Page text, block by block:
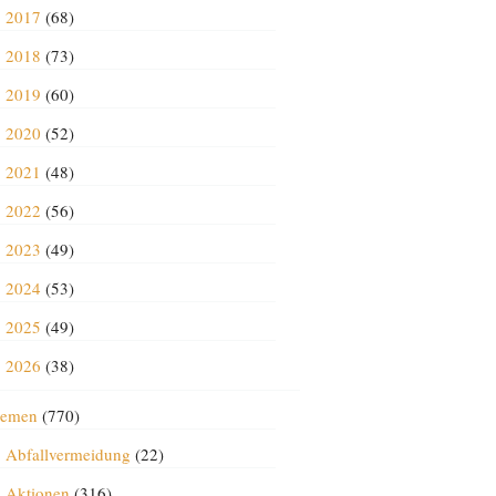
2017 (68)
2018 (73)
2019 (60)
2020 (52)
2021 (48)
2022 (56)
2023 (49)
2024 (53)
2025 (49)
2026 (38)
(770)
Abfallvermeidung (22)